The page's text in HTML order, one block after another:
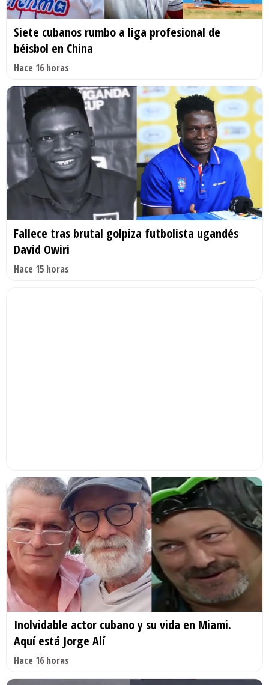
Siete cubanos rumbo a liga profesional de
béisbol en China
Hace 16 horas
Fallece tras brutal golpiza futbolista ugandés
David Owiri
Hace 15 horas
Inolvidable actor cubano y su vida en Miami.
Aquí está Jorge Alí
Hace 16 horas